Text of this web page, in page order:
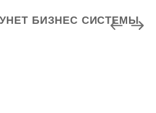
БИЗНЕС СИСТЕМЫ